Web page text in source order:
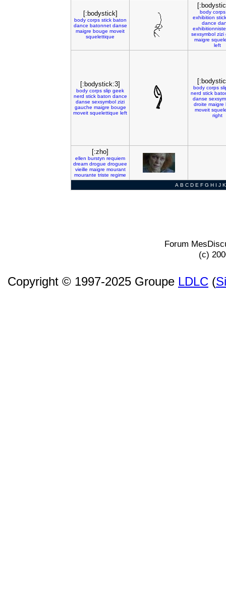
[:bodystick]
body corps stick baton
dance batonnet danse
maigre bouge moveit
squelettique
body corps
exhibition stick
dance
exhibitionniste
sexsymbol zizi
maigre
left
[:bodystick:3]
body corps slip geek
nerd stick baton dance
danse sexsymbol zizi
gauche maigre bouge
moveit squelettique left
body corps
nerd stick
danse
droite maigre
moveit
right
[:zho]
ellen burstyn requiem
dream drogue droguee
vieille maigre mourant
mourante triste regime
A B C D E F G H I J K
Forum
(c)
Copyright © 1997-2025 Groupe LDLC (